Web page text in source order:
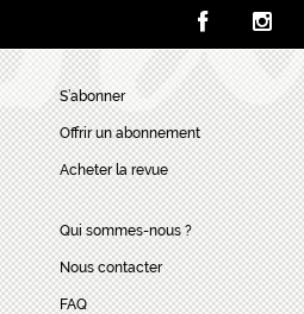
S’abonner
Offrir un abonnement
Acheter la revue
Qui sommes-nous ?
Nous contacter
FAQ